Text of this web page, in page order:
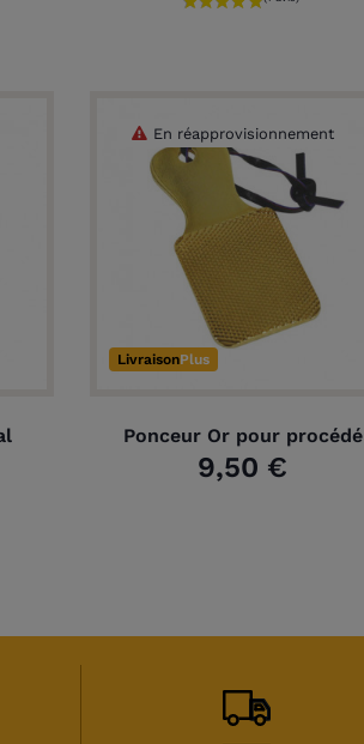
LivraisonPlus
Ponceur Or pour procédé
9,50 €
En réapprovisionnement